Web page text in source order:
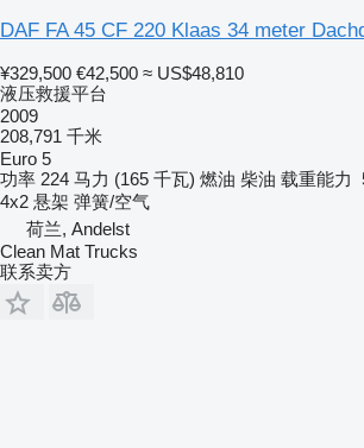
DAF FA 45 CF 220 Klaas 34 meter
¥329,500 €42,500 ≈ US$48,810
液压救援平台
2009
208,791 千米
Euro 5
功率 224 马力 (165 千瓦) 燃油 柴油 载重能力
4x2 悬架 弹簧/空气
荷兰, Andelst
Clean Mat Trucks
联系卖方